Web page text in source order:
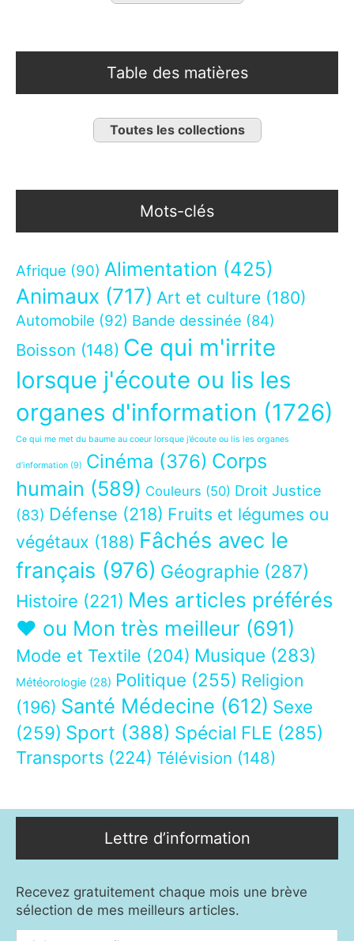
Table des matières
Toutes les collections
Mots-clés
Afrique (90) Alimentation (425)
Animaux (717) Art et culture (180)
Automobile (92) Bande dessinée (84)
Boisson (148) Ce qui m'irrite
lorsque j'écoute ou lis les
organes d'information (1726)
Ce qui me met du baume au coeur lorsque j’écoute ou lis les organes
d’information (9) Cinéma (376) Corps
humain (589) Couleurs (50) Droit Justice
(83) Défense (218) Fruits et légumes ou
végétaux (188) Fâchés avec le
français (976) Géographie (287)
Histoire (221) Mes articles préférés
❤ ou Mon très meilleur (691)
Mode et Textile (204) Musique (283)
Météorologie (28) Politique (255) Religion
(196) Santé Médecine (612) Sexe
(259) Sport (388) Spécial FLE (285)
Transports (224) Télévision (148)
Lettre d’information
Recevez gratuitement chaque mois une brève
sélection de mes meilleurs articles.